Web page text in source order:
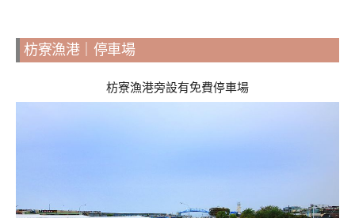
枋寮漁港｜停車場
枋寮漁港旁設有免費停車場